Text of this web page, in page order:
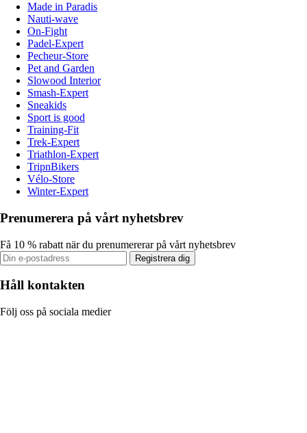
Made in Paradis
Nauti-wave
On-Fight
Padel-Expert
Pecheur-Store
Pet and Garden
Slowood Interior
Smash-Expert
Sneakids
Sport is good
Training-Fit
Trek-Expert
Triathlon-Expert
TripnBikers
Vélo-Store
Winter-Expert
Prenumerera på vårt nyhetsbrev
Få 10 % rabatt när du prenumererar på vårt nyhetsbrev
Registrera dig
Håll kontakten
Följ oss på sociala medier